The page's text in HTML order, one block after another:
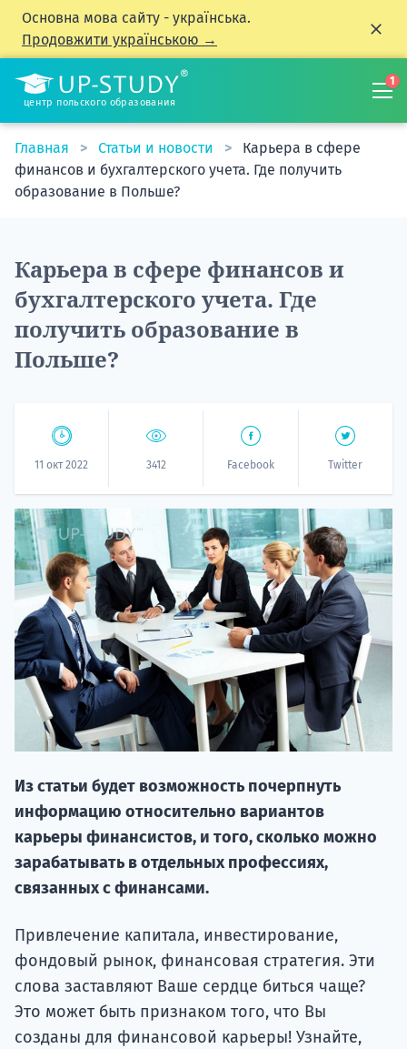
Основна мова сайту - українська.
Продовжити українською →
центр польского образования
1
Главная Статьи и новости
Карьера в сфере
финансов и бухгалтерского учета. Где получить
образование в Польше?
Карьера в сфере финансов и
бухгалтерского учета. Где
получить образование в
Польше?
11 окт 2022 3412 Facebook Twitter
Из статьи будет возможность почерпнуть
информацию относительно вариантов
карьеры финансистов, и того, сколько можно
зарабатывать в отдельных профессиях,
связанных с финансами.
Привлечение капитала, инвестирование,
фондовый рынок, финансовая стратегия. Эти
слова заставляют Ваше сердце биться чаще?
Это может быть признаком того, что Вы
созданы для финансовой карьеры! Узнайте,
20.09
НАБОР